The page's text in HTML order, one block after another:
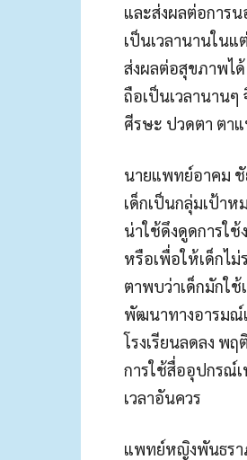
และส่งผลต่อการ
เป็นเวลานานในแ
ส่งผลต่อสุขภาพไ
ถือเป็นเวลานาน
ศีรษะ ปวดตา ตา
นายแพทย์อาคม ชั
เด็กเป็นกลุ่มเป้า
น่าใช้ดึงดูดการใ
หรือเพื่อให้เด็กไ
ตาพบว่าเด็กมักใ
พัฒนาทางอารมณ์
โรงเรียนลดลง พ
การใช้สื่ออุปกรณ์
เวลาอันควร
แพทย์หญิงพันธรา